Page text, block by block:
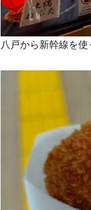
八戸から新幹線を